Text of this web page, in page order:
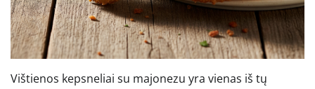
Vištienos kepsneliai su majonezu yra vienas iš tų